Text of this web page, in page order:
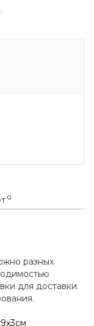
0
разных
для доставки.